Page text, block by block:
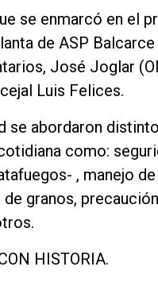
se enmarcó en el
de ASP
José Joglar
Luis Felices.
se abordaron
como:
, manejo
granos,
HISTORIA.